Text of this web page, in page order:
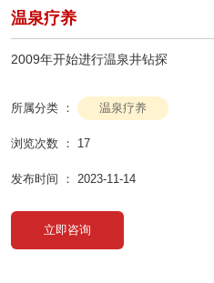
温泉疗养
2009年开始进行温泉井钻探
所属分类 ： 温泉疗养
浏览次数 ： 17
发布时间 ： 2023-11-14
立即咨询